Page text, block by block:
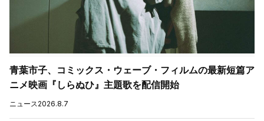
青葉市子、コミックス・ウェーブ・フィルムの最新短篇ア
ニメ映画『しらぬひ』主題歌を配信開始
ニュース2026.8.7